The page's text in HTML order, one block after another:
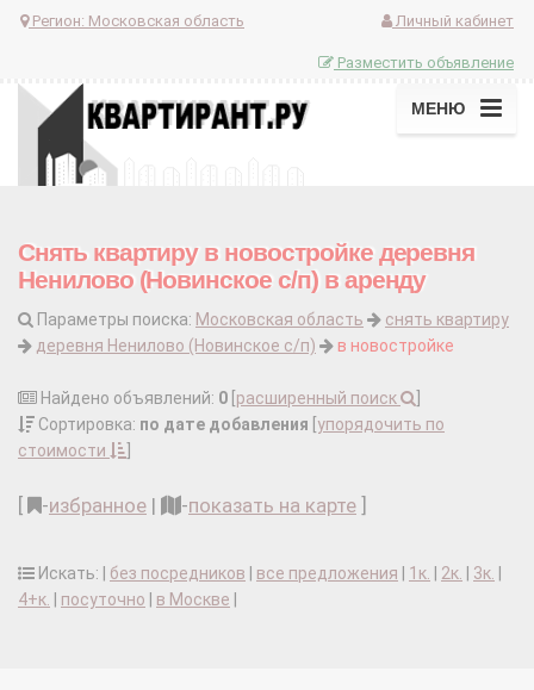
Регион: Московская область Личный кабинет
Разместить объявление
МЕНЮ
Снять квартиру в новостройке деревня
Ненилово (Новинское с/п) в аренду
Параметры поиска: Московская область
снять квартиру
деревня Ненилово (Новинское с/п)
в новостройке
Найдено объявлений: 0 расширенный поиск
Сортировка: по дате добавления упорядочить по
стоимости
-избранное | -показать на карте
Искать: | без посредников все предложения 1к. 2к. 3к.
4+к.
посуточно в Москве